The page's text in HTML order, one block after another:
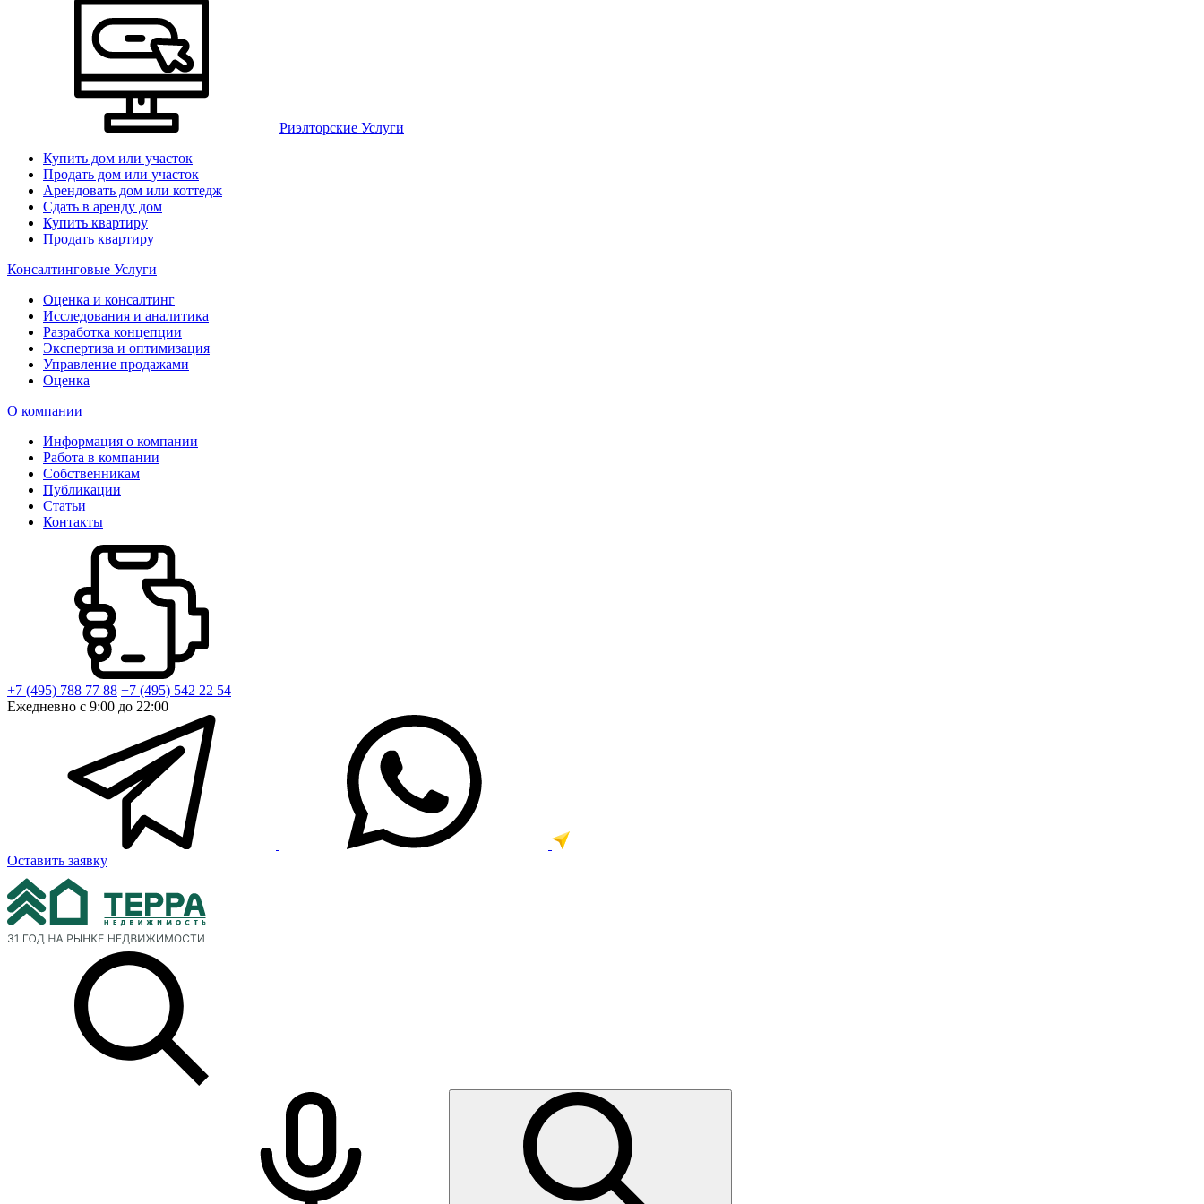
Риэлторские Услуги
Купить дом или участок
Продать дом или участок
Арендовать дом или коттедж
Сдать в аренду дом
Купить квартиру
Продать квартиру
Консалтинговые Услуги
Оценка и консалтинг
Исследования и аналитика
Разработка концепции
Экспертиза и оптимизация
Управление продажами
Оценка
О компании
Информация о компании
Работа в компании
Собственникам
Публикации
Статьи
Контакты
+7 (495) 788 77 88 +7 (495) 542 22 54
Ежедневно с 9:00 до 22:00
Оставить заявку